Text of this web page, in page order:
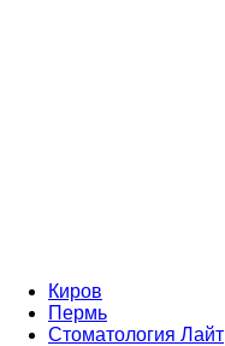
Киров
Пермь
Стоматология Лайт